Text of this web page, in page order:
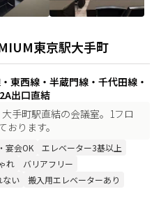
東京駅大手町
東西線・半蔵門線・千代田線・
出口直結
大手町駅直結の会議室。1フロ
ります。
宴会OK
エレベーター3基以上
れ
バリアフリー
ない
搬入用エレベーターあり